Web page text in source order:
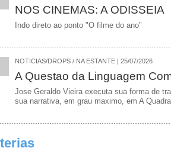
NOS CINEMAS: A ODISSEIA
Indo direto ao ponto "O filme do ano"
NOTICIAS/DROPS / NA ESTANTE | 25/07/2026
A Questao da Linguagem
Jose Geraldo Vieira executa sua forma de
sua narrativa, em grau maximo, em A